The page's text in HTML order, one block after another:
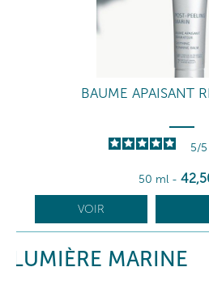
BAUME APAISANT
5/5
50 ml - 42
VOIR
LUMIÈRE MARINE